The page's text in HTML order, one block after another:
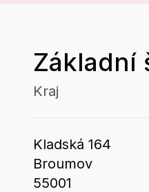
Základní
Kraj
Kladská 164
Broumov
55001